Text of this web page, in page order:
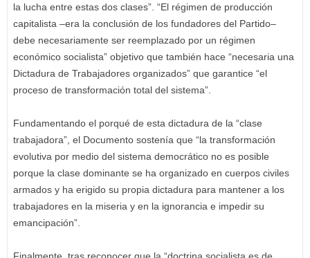
la lucha entre estas dos clases”. “El régimen de producción
capitalista –era la conclusión de los fundadores del Partido–
debe necesariamente ser reemplazado por un régimen
económico socialista” objetivo que también hace “necesaria una
Dictadura de Trabajadores organizados” que garantice “el
proceso de transformación total del sistema”.
Fundamentando el porqué de esta dictadura de la “clase
trabajadora”, el Documento sostenía que “la transformación
evolutiva por medio del sistema democrático no es posible
porque la clase dominante se ha organizado en cuerpos civiles
armados y ha erigido su propia dictadura para mantener a los
trabajadores en la miseria y en la ignorancia e impedir su
emancipación”.
Finalmente, tras reconocer que la “doctrina socialista es de